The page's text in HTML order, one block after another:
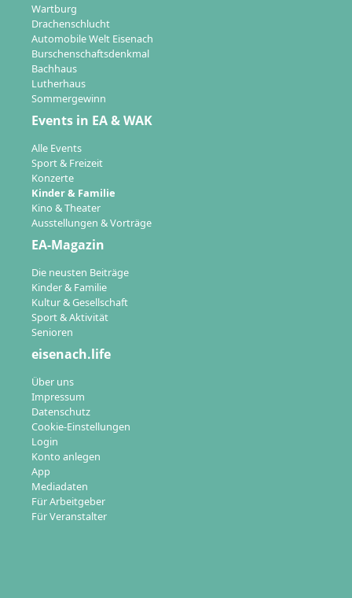
Wartburg
Drachenschlucht
Automobile Welt Eisenach
Burschenschaftsdenkmal
Bachhaus
Lutherhaus
Sommergewinn
Events in EA & WAK
Alle Events
Sport & Freizeit
Konzerte
Kinder & Familie
Kino & Theater
Ausstellungen & Vorträge
EA-Magazin
Die neusten Beiträge
Kinder & Familie
Kultur & Gesellschaft
Sport & Aktivität
Senioren
eisenach.life
Über uns
Impressum
Datenschutz
Cookie-Einstellungen
Login
Konto anlegen
App
Mediadaten
Für Arbeitgeber
Für Veranstalter